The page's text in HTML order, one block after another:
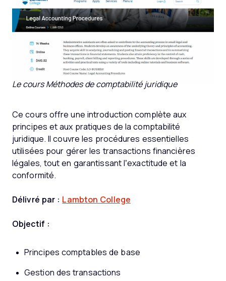
Le cours Méthodes de comptabilité juridique
Ce cours offre une introduction complète aux
principes et aux pratiques de la comptabilité
juridique. Il couvre les procédures essentielles
utilisées pour gérer les transactions financières
légales, tout en garantissant l’exactitude et la
conformité.
Délivré par : Lambton College
Objectif :
Principes comptables de base
Gestion des transactions